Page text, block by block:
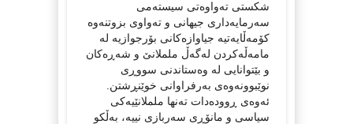
شکستی تەواوەتی سیستەمی
سەرمایەداری جیهانی و تەواوی بزوتنەوە
کۆمەڵایەتیە جیاوازەکانی بۆرجوازیە لە
مامەڵەکردن لەگەڵ ململانێ و شەڕەکان
و بێتوانایی لە وەستاندنی سووڕی
نوێبوونەوەی بەرفراوانی خوێنڕشتن.
ئەوەی ڕوودەدات تەنها ململانێیەکی
سیاسی و مانۆڕی سەربازی نییە، بەڵکو